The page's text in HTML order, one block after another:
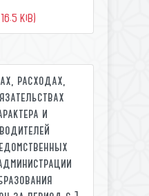
KiB)
расходах,
и